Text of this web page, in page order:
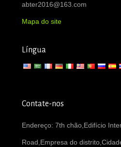
abter2016@163.com
Mapa do site
Língua
Contate-nos
Endereço: 7th chão,Edifício
Road,Empresa do